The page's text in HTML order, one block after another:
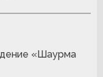
«Шаурма